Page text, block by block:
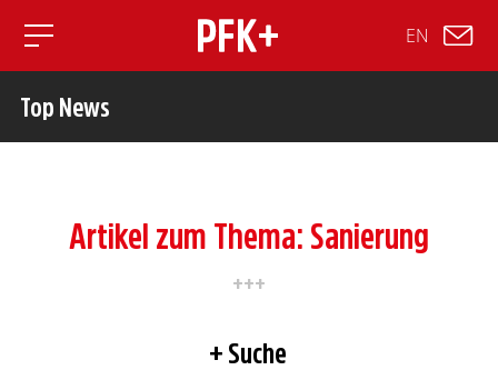
Toggle mobile navigation
EN
Top News
Artikel zum Thema: Sanierung
Suche